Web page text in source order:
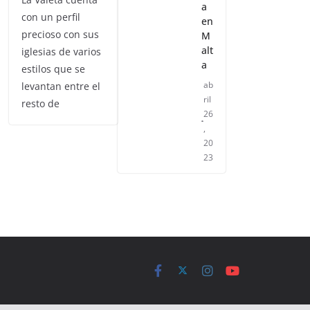
con un perfil
precioso con sus
iglesias de varios
estilos que se
levantan entre el
resto de
a
en
M
alt
a
ab
ril
26
,
20
23